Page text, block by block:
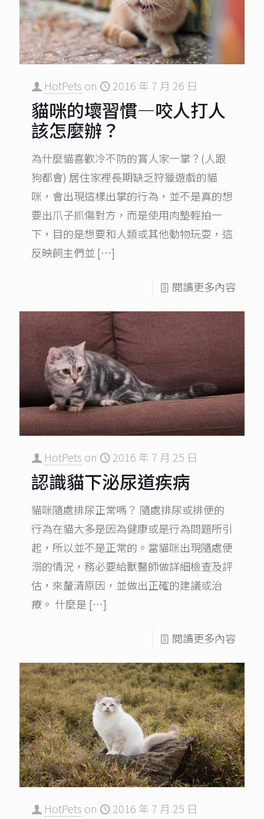
HotPets on 2016 年 7 月 26 日
貓咪的壞習慣—咬人打人
該怎麼辦？
為什麼貓喜歡冷不防的賞人家一掌？(人跟
狗都會) 居住家裡長期缺乏狩獵遊戲的貓
咪，會出現這樣出掌的行為，並不是真的想
要出爪子抓傷對方，而是使用肉墊輕拍一
下，目的是想要和人類或其他動物玩耍，這
反映飼主們並 […]
閱讀更多內容
HotPets on 2016 年 7 月 25 日
認識貓下泌尿道疾病
貓咪隨處排尿正常嗎？ 隨處排尿或排便的
行為在貓大多是因為健康或是行為問題所引
起，所以並不是正常的。當貓咪出現隨處便
溺的情況，務必要給獸醫師做詳細檢查及評
估，來釐清原因，並做出正確的建議或治
療。 什麼是 […]
閱讀更多內容
HotPets on 2016 年 7 月 25 日